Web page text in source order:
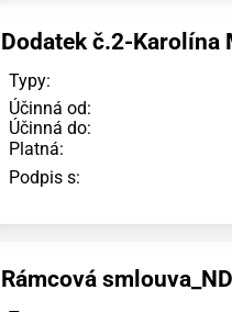
Dodatek č.2-Karolína
Typy:
Účinná od:
Účinná do:
Platná:
Podpis s:
Rámcová